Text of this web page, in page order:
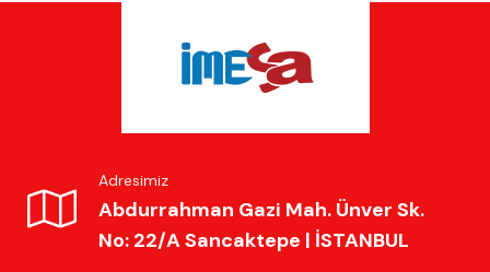
Adresimiz
Abdurrahman Gazi Mah. Ünver Sk.
No: 22/A Sancaktepe | İSTANBUL